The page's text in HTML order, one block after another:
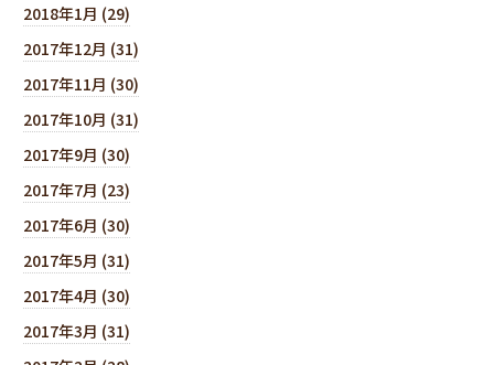
2018年1月 (29)
2017年12月 (31)
2017年11月 (30)
2017年10月 (31)
2017年9月 (30)
2017年7月 (23)
2017年6月 (30)
2017年5月 (31)
2017年4月 (30)
2017年3月 (31)